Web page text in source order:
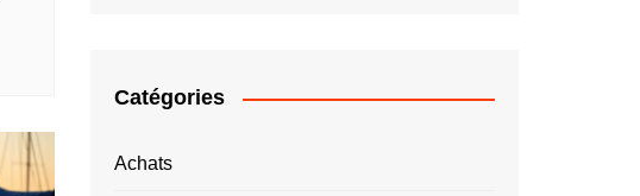
Catégories
Achats